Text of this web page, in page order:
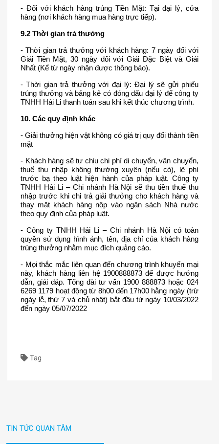
- Đối với khách hàng trúng Tiền Mặt: Tại đại lý, cửa
hàng (nơi khách hàng mua hàng trực tiếp).
9.2 Thời gian trả thưởng
- Thời gian trả thưởng với khách hàng: 7 ngày đối với
Giải Tiền Mặt, 30 ngày đối với Giải Đặc Biệt và Giải
Nhất (Kể từ ngày nhận được thông báo).
- Thời gian trả thưởng với đại lý: Đại lý sẽ gửi phiếu
trúng thưởng và bảng kê có đóng dấu đại lý để công ty
TNHH Hải Li thanh toán sau khi kết thúc chương trình.
10. Các quy định khác
- Giải thưởng hiện vật không có giá trị quy đổi thành tiền
mặt
- Khách hàng sẽ tự chịu chi phí di chuyển, vận chuyển,
thuế thu nhập không thường xuyên (nếu có), lệ phí
trước bạ theo luật hiện hành của pháp luật. Công ty
TNHH Hải Li – Chi nhánh Hà Nội sẽ thu tiền thuế thu
nhập trước khi chi trả giải thưởng cho khách hàng và
thay mặt khách hàng nộp vào ngân sách Nhà nước
theo quy định của pháp luật.
- Công ty TNHH Hải Li – Chi nhánh Hà Nội có toàn
quyền sử dụng hình ảnh, tên, địa chỉ của khách hàng
trúng thưởng nhằm mục đích quảng cáo.
- Mọi thắc mắc liên quan đến chương trình khuyến mại
này, khách hàng liên hệ 1900888873 để được hướng
dẫn, giải đáp. Tổng đài tư vấn 1900 888873 hoặc 024
6269 1179 hoạt động từ 8h00 đến 17h00 hằng ngày (trừ
ngày lễ, thứ 7 và chủ nhật) bắt đầu từ ngày 10/03/2022
đến ngày 05/07/2022
Tag
TIN TỨC QUAN TÂM